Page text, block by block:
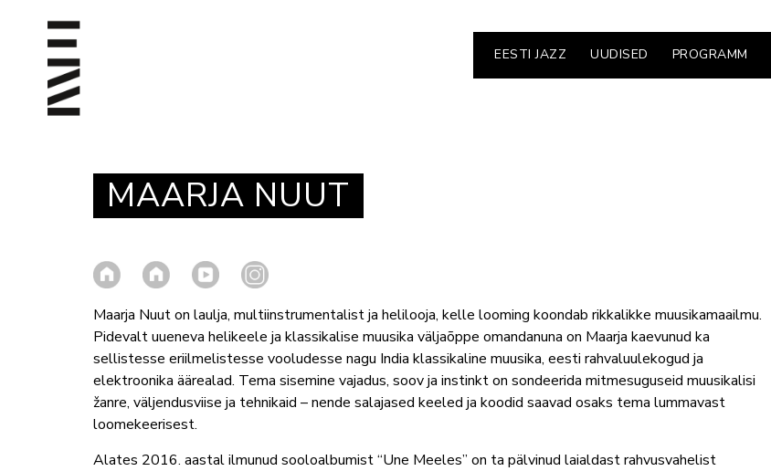
EESTI JAZZ UUDISED PROGRAMM
MAARJA NUUT
Maarja Nuut on laulja, multiinstrumentalist ja helilooja, kelle looming koondab rikkalikke muusikamaailmu.
Pidevalt uueneva helikeele ja klassikalise muusika väljaõppe omandanuna on Maarja kaevunud ka
sellistesse eriilmelistesse vooludesse nagu India klassikaline muusika, eesti rahvaluulekogud ja
elektroonika äärealad. Tema sisemine vajadus, soov ja instinkt on sondeerida mitmesuguseid muusikalisi
žanre, väljendusviise ja tehnikaid – nende salajased keeled ja koodid saavad osaks tema lummavast
loomekeerisest.
Alates 2016. aastal ilmunud sooloalbumist “Une Meeles” on ta pälvinud laialdast rahvusvahelist